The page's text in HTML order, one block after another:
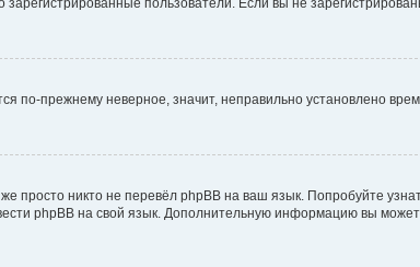
зарегистрированные пользователи. Если вы не
по-прежнему неверное, значит, неправильно установлено
просто никто не перевёл phpBB на ваш язык. Попробуйте
phpBB на свой язык. Дополнительную информацию вы